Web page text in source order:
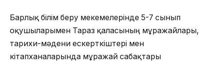
Барлық білім беру мекемелерінде 5-7 сынып
оқушыларымен Тараз қаласының мұражайлары,
тарихи-мәдени ескерткіштері мен
кітапханаларында мұражай сабақтары